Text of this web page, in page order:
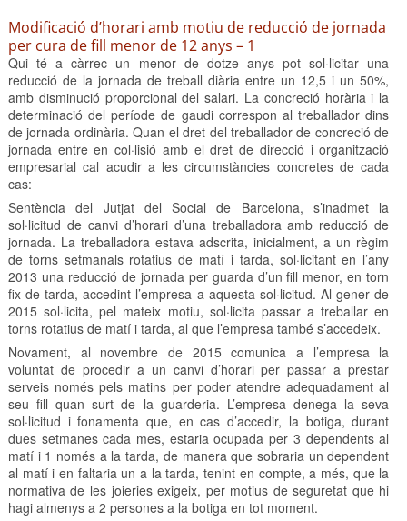
Modificació d’horari amb motiu de reducció de jornada
per cura de fill menor de 12 anys – 1
Qui té a càrrec un menor de dotze anys pot sol·licitar una
reducció de la jornada de treball diària entre un 12,5 i un 50%,
amb disminució proporcional del salari. La concreció horària i la
determinació del període de gaudi correspon al treballador dins
de jornada ordinària. Quan el dret del treballador de concreció de
jornada entre en col·lisió amb el dret de direcció i organització
empresarial cal acudir a les circumstàncies concretes de cada
cas:
Sentència del Jutjat del Social de Barcelona, ​​s’inadmet la
sol·licitud de canvi d’horari d’una treballadora amb reducció de
jornada. La treballadora estava adscrita, inicialment, a un règim
de torns setmanals rotatius de matí i tarda, sol·licitant en l’any
2013 una reducció de jornada per guarda d’un fill menor, en torn
fix de tarda, accedint l’empresa a aquesta sol·licitud. Al gener de
2015 sol·licita, pel mateix motiu, sol·licita passar a treballar en
torns rotatius de matí i tarda, al que l’empresa també s’accedeix.
Novament, al novembre de 2015 comunica a l’empresa la
voluntat de procedir a un canvi d’horari per passar a prestar
serveis només pels matins per poder atendre adequadament al
seu fill quan surt de la guarderia. L’empresa denega la seva
sol·licitud i fonamenta que, en cas d’accedir, la botiga, durant
dues setmanes cada mes, estaria ocupada per 3 dependents al
matí i 1 només a la tarda, de manera que sobraria un dependent
al matí i en faltaria un a la tarda, tenint en compte, a més, que la
normativa de les joieries exigeix, per motius de seguretat que hi
hagi almenys a 2 persones a la botiga en tot moment.